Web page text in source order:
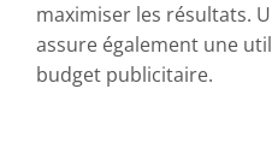
Ressources
maximiser les résultats.
assure également une
budget publicitaire.